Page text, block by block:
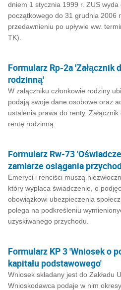
dniem 1 stycznia 1999 r. ZUS wyda
początkowego do 31 grudnia 2006
przedawnieniu po upływie ww.
TK).
Formularz Rp-2a 'Załącznik
rodzinną'
W załączniku członkowie rodziny
podają swoje dane osobowe oraz
ustalenia prawa do renty.
rentę rodzinną.
Formularz Rw-73
zamiarze osiągania
Emeryci i renciści muszą
który wypłaca świadczenie, o
obowiązkowi ubezpieczenia
polega na podkreśleniu
uzyskiwanego przychodu.
Formularz KP 3 'Wniosek o
kapitału podstawowego'
Wniosek składany jest do Zakładu
Wnioskodawca podaje w nim